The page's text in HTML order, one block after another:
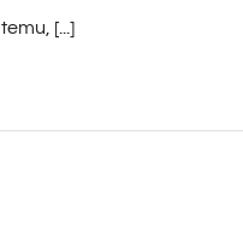
temu, [...]